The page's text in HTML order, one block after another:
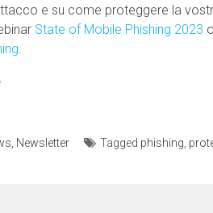
e su come proteggere la
State of Mobile Phishing 2023
.
, Newsletter Tagged phishing,